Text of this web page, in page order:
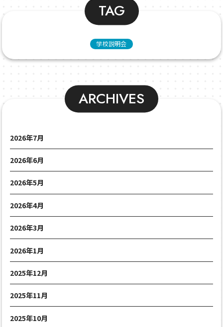
TAG
学校説明会
ARCHIVES
2026年7月
2026年6月
2026年5月
2026年4月
2026年3月
2026年1月
2025年12月
2025年11月
2025年10月